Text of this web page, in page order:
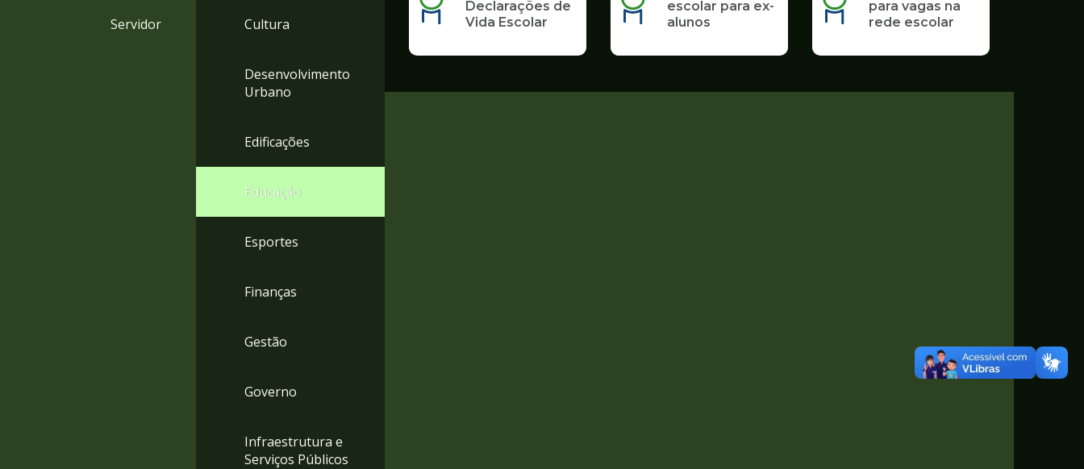
Servidor Cultura
Desenvolvimento
Urbano
Edificações
Educação
Esportes
Finanças
Gestão
Governo
Infraestrutura e
Serviços Públicos
Declarações de
Vida Escolar
escolar para ex-
alunos
para vagas na
rede escolar